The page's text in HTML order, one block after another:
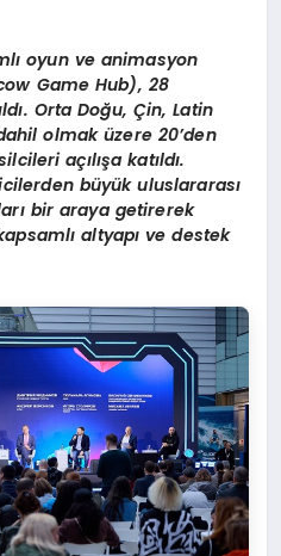
oyun ve animasyon
Game Hub), 28
Orta Doğu, Çin, Latin
olmak üzere 20’den
açılışa katıldı.
büyük uluslararası
bir araya getirerek
altyapı ve destek